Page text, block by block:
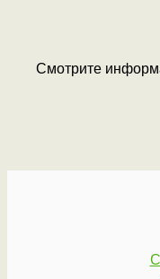
Смотрите